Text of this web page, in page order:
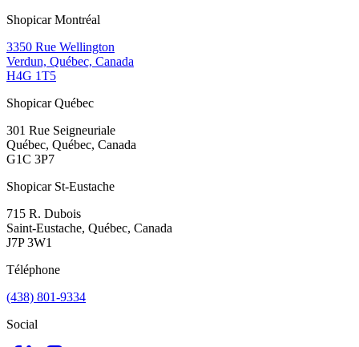
Shopicar Montréal
3350 Rue Wellington
Verdun, Québec, Canada
H4G 1T5
Shopicar Québec
301 Rue Seigneuriale
Québec, Québec, Canada
G1C 3P7
Shopicar St-Eustache
715 R. Dubois
Saint-Eustache, Québec, Canada
J7P 3W1
Téléphone
(438) 801-9334
Social